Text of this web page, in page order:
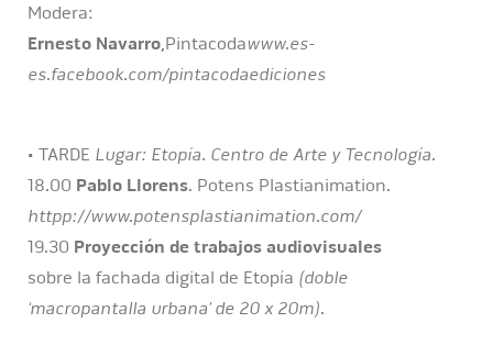
Modera:
Ernesto Navarro,Pintacodawww.es-
es.facebook.com/pintacodaediciones
• TARDE Lugar: Etopía. Centro de Arte y Tecnología.
18.00 Pablo Llorens. Potens Plastianimation.
httpp://www.potensplastianimation.com/
19.30 Proyección de trabajos audiovisuales
sobre la fachada digital de Etopía (doble
‘macropantalla urbana’ de 20 x 20m).